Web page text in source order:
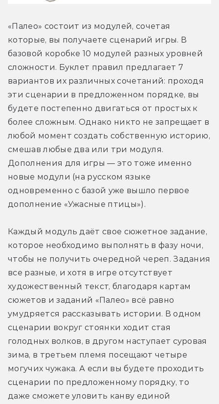
«Палео» состоит из модулей, сочетая
которые, вы получаете сценарий игры. В
базовой коробке 10 модулей разных уровней
сложности. Буклет правил предлагает 7
вариантов их различных сочетаний: проходя
эти сценарии в предложенном порядке, вы
будете постепенно двигаться от простых к
более сложным. Однако никто не запрещает в
любой момент создать собственную историю,
смешав любые два или три модуля.
Дополнения для игры — это тоже именно
новые модули (на русском языке
одновременно с базой уже вышло первое
дополнение «Ужасные птицы»).
Каждый модуль даёт свое сюжетное задание,
которое необходимо выполнять в фазу ночи,
чтобы не получить очередной череп. Задания
все разные, и хотя в игре отсутствует
художественный текст, благодаря картам
сюжетов и заданий «Палео» всё равно
умудряется рассказывать истории. В одном
сценарии вокруг стоянки ходит стая
голодных волков, в другом наступает суровая
зима, в третьем племя посещают четыре
могучих чужака. А если вы будете проходить
сценарии по предложенному порядку, то
даже сможете уловить канву единой